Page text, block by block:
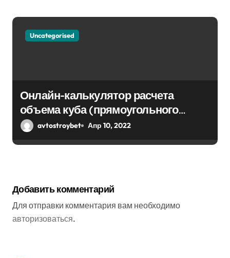
Uncategorised
Онлайн-калькулятор расчета
объема куба (прямоугольного
парралепипеда)
avtostroybet Апр 10, 2022
Добавить комментарий
Для отправки комментария вам необходимо
авторизоваться.